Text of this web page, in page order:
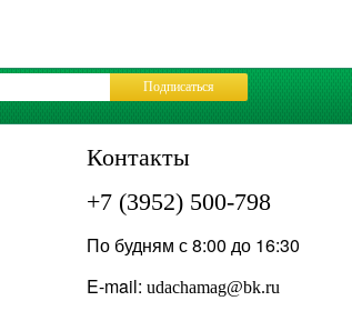
Подписаться
Контакты
+7 (3952) 500-798
По будням с 8:00 до 16:30
E-mail: udachamag@bk.ru